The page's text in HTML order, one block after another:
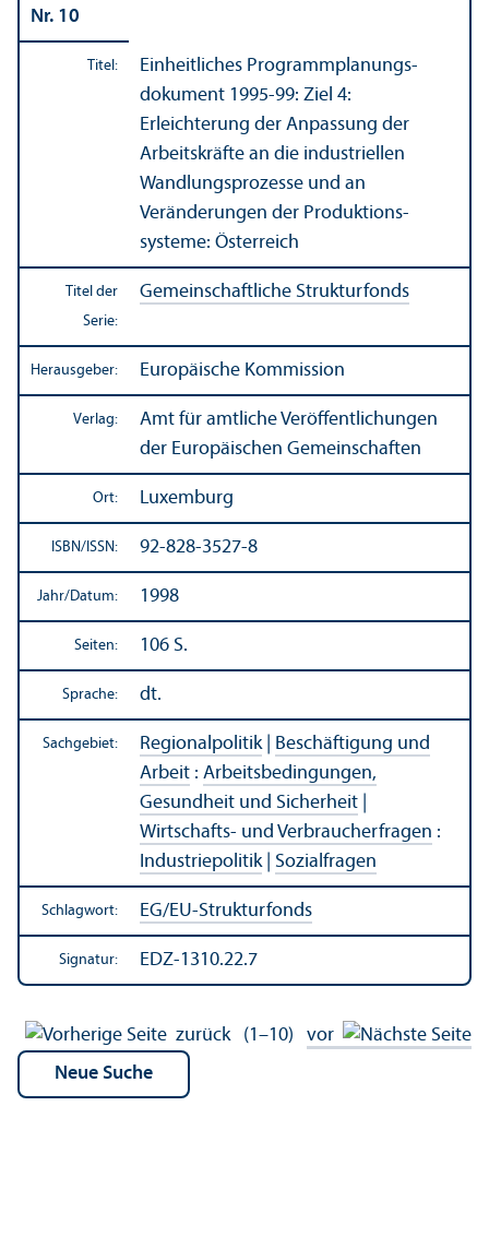
Nr. 10
Titel:
Einheitliches Programmplanungs­
dokument 1995-99: Ziel 4:
Erleichterung der Anpassung der
Arbeits­kräfte an die industriellen
Wandlungs­prozesse und an
Veränderungen der Produktions­
systeme: Österreich
Titel der
Serie:
Gemeinschaft­liche Strukturfonds
Herausgeber: Europäische Kommission
Verlag:
Amt für amtliche Veröffentlichungen
der Europäischen Gemeinschaften
Ort: Luxemburg
ISBN/ ISSN: 92-828-3527-8
Jahr/Datum: 1998
Seiten: 106 S.
Sprache: dt.
Sachgebiet: Regionalpolitik| Beschäftigung und
Arbeit : Arbeits­bedingungen,
Gesundheit und Sicherheit
Wirtschafts- und Verbraucherfragen :
Industriepolitik| Sozialfragen
Schlagwort: EG/EU-Strukturfonds
Signatur: EDZ-1310.22.7
zurück (1–10) vor